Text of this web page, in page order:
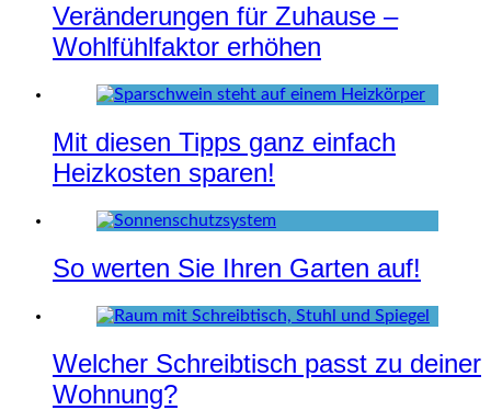
Veränderungen für Zuhause –
Wohlfühlfaktor erhöhen
Mit diesen Tipps ganz einfach
Heizkosten sparen!
So werten Sie Ihren Garten auf!
Welcher Schreibtisch passt zu deiner
Wohnung?